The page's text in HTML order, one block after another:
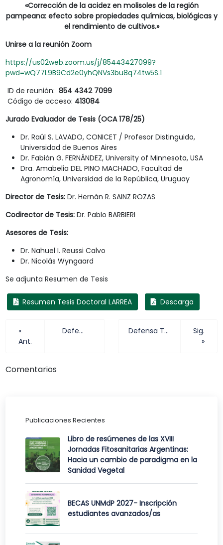
«Corrección de la acidez en molisoles de la región
pampeana: efecto sobre propiedades químicas, biológicas y
el rendimiento de cultivos.»
Unirse a la reunión Zoom
https://us02web.zoom.us/j/85443427099?
pwd=wQ77L9B9Cd2e0yhQNVs3bu8q74tw5S.1
ID de reunión:854 4342 7099
Código de acceso: 413084
Jurado Evaluador de Tesis (OCA 178/25)
Dr. Raúl S. LAVADO, CONICET / Profesor Distinguido,
Universidad de Buenos Aires
Dr. Fabián G. FERNÁNDEZ, University of Minnesota, USA
Dra. Amabelia DEL PINO MACHADO, Facultad de
Agronomía, Universidad de la República, Uruguay
Director de Tesis:Dr. Hernán R. SAINZ ROZAS
Codirector de Tesis: Dr. Pablo BARBIERI
Asesores de Tesis:
Dr. Nahuel I. Reussi Calvo
Dr. Nicolás Wyngaard
Se adjunta Resumen de Tesis
Resumen Tesis Doctoral LARREA Descarga
«
Ant.
Defensas de Tesis Lic. Judith RONCO Defensa Tesis Ingeniería Agronómica Franco Agustín Spolidor
Sig.
»
Comentarios
Publicaciones Recientes
Libro de resúmenes de las XVIII
Jornadas Fitosanitarias Argentinas:
Hacia un cambio de paradigma en la
Sanidad Vegetal
BECAS UNMdP 2027- Inscripción
estudiantes avanzados/as